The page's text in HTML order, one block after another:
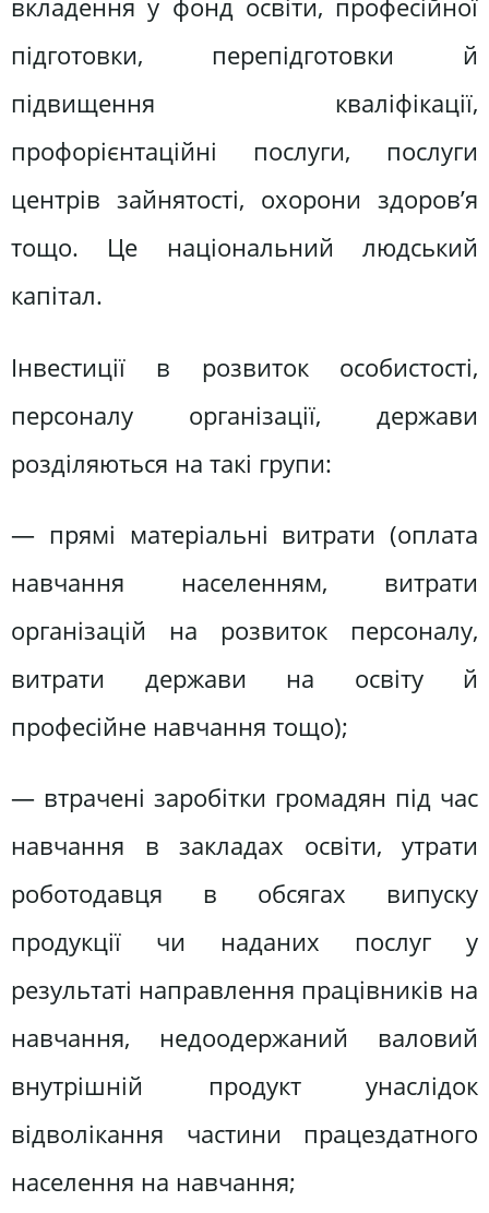
вкладення у фонд освіти, професійної
підготовки, перепідготовки й
підвищення кваліфікації,
профорієнтаційні послуги, послуги
центрів зайнятості, охорони здоров’я
тощо. Це національний людський
капітал.
Інвестиції в розвиток особистості,
персоналу організації, держави
розділяються на такі групи:
— прямі матеріальні витрати (оплата
навчання населенням, витрати
організацій на розвиток персоналу,
витрати держави на освіту й
професійне навчання тощо);
— втрачені заробітки громадян під час
навчання в закладах освіти, утрати
роботодавця в обсягах випуску
продукції чи наданих послуг у
результаті направлення працівників на
навчання, недоодержаний валовий
внутрішній продукт унаслідок
відволікання частини працездатного
населення на навчання;